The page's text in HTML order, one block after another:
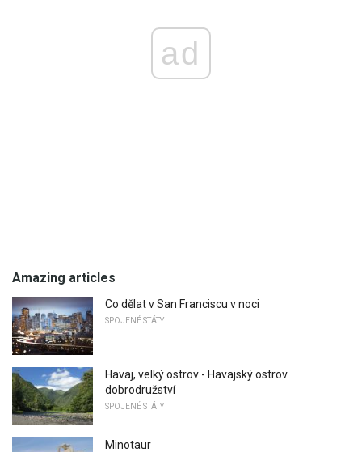
ad
Amazing articles
Co dělat v San Franciscu v noci
SPOJENÉ STÁTY
Havaj, velký ostrov - Havajský ostrov
dobrodružství
SPOJENÉ STÁTY
Minotaur